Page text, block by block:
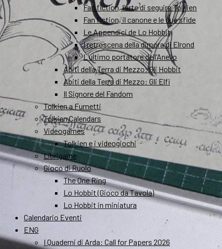
Fan fiction, l’arte di seguire Tolkien
Fan fiction, il canone e le sue sfide
Le Appendici de Lo Hobbit
I retroscena della dimora di Elrond
L’ultimo portatore dell’Anello
Abiti della Terra di Mezzo: Gli Hobbit
Abiti della Terra di Mezzo: Gli Elfi
Il Signore del Fandom
Tolkien a Fumetti
Tolkien Calendars
Videogames
Tolkien e i videogiochi
Librigame
Gioco di Ruolo
The One Ring
Lo Hobbit (Gioco da Tavola)
Lo Hobbit in miniatura
Calendario Eventi
ENG
I Quaderni di Arda: Call for Papers 2026